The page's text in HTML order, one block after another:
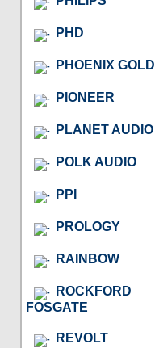
PHD
PHOENIX GOLD
PIONEER
PLANET AUDIO
POLK AUDIO
PPI
PROLOGY
RAINBOW
ROCKFORD
FOSGATE
REVOLT